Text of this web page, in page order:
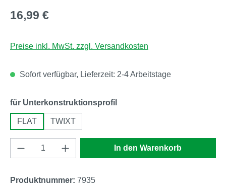
Regulärer Preis:
16,99 €
Preise inkl. MwSt. zzgl. Versandkosten
Sofort verfügbar, Lieferzeit: 2-4 Arbeitstage
für Unterkonstruktionsprofilauswählen
FLAT TWIXT
Produkt Anzahl: Gib den gewünschten
In den Warenkorb
Produktnummer: 7935